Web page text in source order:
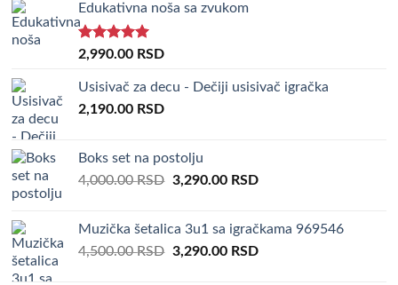
Edukativna noša sa zvukom
Rated5.00
2,990.00 RSD
Usisivač za decu - Dečiji usisivač igračka
2,190.00 RSD
Boks set na postolju
4,000.00RSD Original
4,000.00 RSD.
3,290.00 RSDCurrent
3,290.00 RSD.
Muzička šetalica 3u1 sa igračkama 969546
4,500.00RSD Original
3,290.00 RSDCurrent